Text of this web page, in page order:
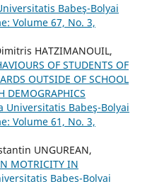
Babeş-Bolyai
Volume 67, No. 3,
HATZIMANOUIL,
OF STUDENTS OF
OUTSIDE OF SCHOOL
DEMOGRAPHICS
Universitatis Babeş-Bolyai
Volume 61, No. 3,
UNGUREAN,
MOTRICITY IN
Babeş-Bolyai